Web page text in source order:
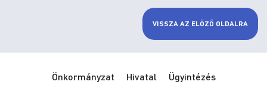
VISSZA AZ ELŐZŐ OLDALRA
Önkormányzat Hivatal
Ügyintézés